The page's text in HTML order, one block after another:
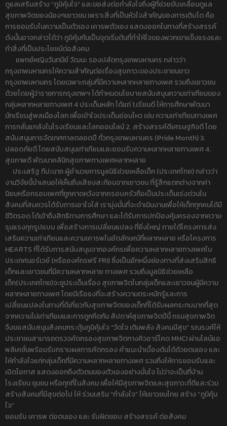
ดูแลเสริมสร้าง “ภูมิคุ้มใจ” และขอส่งต่อกำลังใจถึงผู้ที่ช่วยขับเคลื่อนดูแล
สุขภาพจิตของน้องๆเยาวชน เพราะสิ่งที่เป็นหัวใจสำคัญของการเติบโต คือ
การยอมรับในความเป็นตัวเอง เคารพตัวเอง แสดงออกในทางที่สร้างสรรค์
ดังนั้นอาจกล่าวได้ว่า ภูมิคุ้มกันเป็นจุดเริ่มต้นที่ทำให้ใจของพวกเขาแข็งแรงและ
ทำสิ่งที่เป็นประโยชน์ต่อสังคม
แพทย์หญิงวันทนีย์ วัฒนะ รองปลัดกรุงเทพมหานคร กล่าวว่า
กรุงเทพมหานครให้ความสำคัญต่อเรื่องสุขภาวะของประชาชนชาว
กรุงเทพมหานคร โดยเฉพาะกลุ่มที่มีความหลากหลายทางเพศ รวมถึงเยาวชน
ด้วยโดยผู้ว่าราชการกรุงเทพฯ ได้กำหนดนโยบายสนับสนุนความเท่าเทียมของ
กลุ่มหลากหลายทางเพศ 4 ประเด็นหลัก ได้แก่ 1.เรียนดี ให้การศึกษาพัฒนา
นักเรียนสู่พลเมืองโลก เพื่อเข้าใจประเด็นอ่อนไหว เช่น ความเท่าเทียมทางเพศ
การกลั่นแกล้งในโรงเรียนและโลกออนไลน์ 2. สร้างสรรค์ดีเศรษฐกิจดี โดย
สนับสนุนการจัดเทศกาลตลอดปี ทั่วกรุงเทพมหานคร (Pride Month) 3.
ปลอดภัยดี โดยสนับสนุนเท่าเทียมและยอมรับความหลากหลายทางเพศ 4.
สุขภาพดี พัฒนาคลินิกสุขภาพทางเพศหลากหลาย
ประเสริฐ ทีปะนาถ ผู้อำนวยการมูลนิธิช่วยเหลือเด็ก (ประเทศไทย) กล่าวว่า
งานวิจัยนี้นำเสนอให้เห็นถึงเสียงสะท้อนจากเยาวชน ที่รู้สึกแตกต่างจากค่า
นิยมหรือกรอบเพศที่ถูกคาดหวังจากครอบครัวถือเป็นประเด็นเร่งด่วนใน
สังคมที่สมควรได้รับการเอาใจใส่ เรามุ่งมั่นที่จะดำเนินงานเพื่อให้เด็กทุกคนได้มี
ชีวิตรอด ได้เข้าถึงสิทธิทางการศึกษา และได้รับการปกป้องคุ้มครองจากความ
รุนแรงทุกรูปแบบ เพื่อสร้างการเปลี่ยนแปลง ที่ยิ่งใหญ่ ภายใต้โครงการส่ง
เสริมความเท่าเทียมและความเคารพในอัตลักษณ์ที่หลากหลาย หรือโครงการ
HEARTS ที่ได้รับการสนับสนุนจากองค์กรเพื่อความหลากหลายทางเพศใน
ประเทศนอร์เวย์ (หรือองค์กรฟรี FRI) ซึ่งเป็นอีกหนึ่งช่องทางที่ส่งเสริมสิทธิ
เด็กและเยาวชนที่มีความหลากหลาย ทางเพศ รวมถึงมูลนิธิช่วยเหลือ
เด็ก(ประเทศไทย)จะชูประเด็นเรื่อง สุขภาพจิตในกลุ่มเด็กและเยาวชนผู้มีความ
หลากหลายทางเพศ โดยมีเรือธงที่จะสร้างความตระหนักรู้และการ
เปลี่ยนแปลงในทางที่ดีเกี่ยวกับสุขภาพจิตของเด็กที่ได้รับผลกระทบมากที่สุด
จากความไม่เท่าเทียมและการถูกกีดกัน สัปดาห์สุขภาพจิตปีนี้ กรมสุขภาพจิต
จึงขอสนับสนุนสังคมกระตุ้นภูมิคุ้มใจ “วัดใจ เติมพลัง สังคมมีสุข” รณรงค์ให้
ประชาชนสามารถตรวจคัดกรองสุขภาพจิตทางคิวอาร์โคด MHCI ผ่านไลน์แอ
พลิเคชั่นพร้อมรับทราบผลการคัดกรอง คำแนะนำเบื้องต้นได้ด้วยตนเอง และ
ให้กำลังใจแก่กลุ่มเด็กที่มีความหลากหลายทางเพศ รวมถึงให้การยอมรับและ
เปิดโอกาส แสดงออกถึงตัวตนของตัวเองอย่างมั่นใจ ไม่ว่าจะเป็นที่บ้าน
โรงเรียน ชุมชน หรือทุกที่ในสังคม เพื่อให้มีสุขภาพจิตและสุขภาวะที่ดีและร่วม
สร้างสังคมที่มีสุขต่อไป ให้ ร่วมเสริม “กำลังใจ” ให้เยาวชนไทย สร้าง “ภูมิคุ้ม
ใจ”
ยอมรับ เคารพ ต่อตนเอง และ รับผิดชอบ สร้างสรรค์ ต่อสังคม